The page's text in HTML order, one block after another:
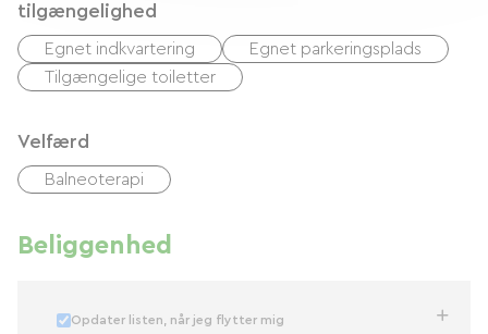
tilgængelighed
Egnet indkvartering
Egnet parkeringsplads
Tilgængelige toiletter
Velfærd
Balneoterapi
Beliggenhed
Opdater listen, når jeg flytter mig